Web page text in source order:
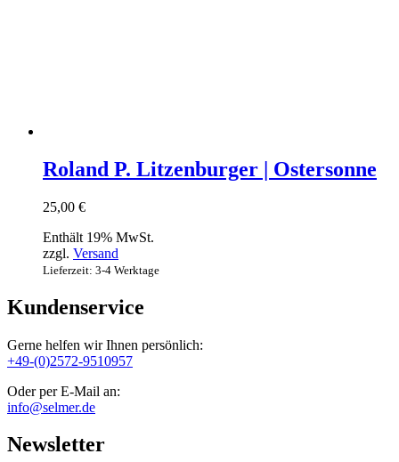
Roland P. Litzenburger | Ostersonne
25,00 €
Enthält 19% MwSt.
zzgl. Versand
Lieferzeit: 3-4 Werktage
Kundenservice
Gerne helfen wir Ihnen persönlich:
+49-(0)2572-9510957
Oder per E-Mail an:
info@selmer.de
Newsletter